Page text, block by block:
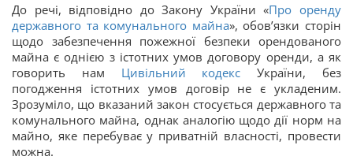
До речі, відповідно до Закону України «Про оренду
державного та комунального майна», обов’язки сторін
щодо забезпечення пожежної безпеки орендованого
майна є однією з істотних умов договору оренди, а як
говорить нам Цивільний кодекс України, без
погодження істотних умов договір не є укладеним.
Зрозуміло, що вказаний закон стосується державного та
комунального майна, однак аналогію щодо дії норм на
майно, яке перебуває у приватній власності, провести
можна.